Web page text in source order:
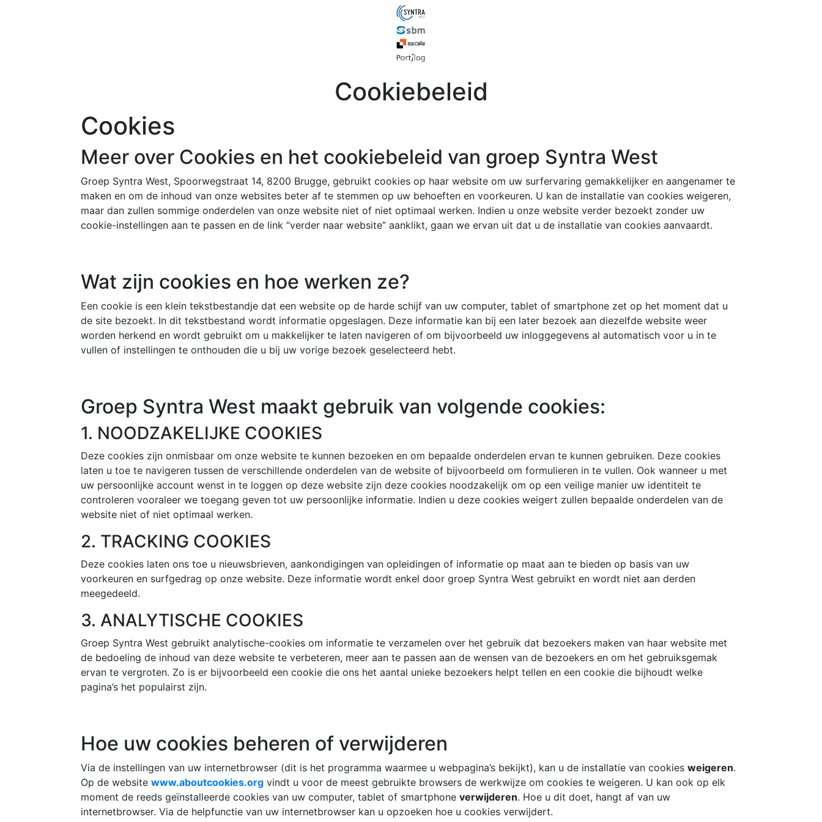
Cookiebeleid
Cookies
Meer over Cookies en het cookiebeleid van groep Syntra West
Groep Syntra West, Spoorwegstraat 14, 8200 Brugge, gebruikt cookies op haar website om uw surfervaring gemakkelijker en aangenamer te
maken en om de inhoud van onze websites beter af te stemmen op uw behoeften en voorkeuren. U kan de installatie van cookies weigeren,
maar dan zullen sommige onderdelen van onze website niet of niet optimaal werken. Indien u onze website verder bezoekt zonder uw
cookie-instellingen aan te passen en de link “verder naar website” aanklikt, gaan we ervan uit dat u de installatie van cookies aanvaardt.
Wat zijn cookies en hoe werken ze?
Een cookie is een klein tekstbestandje dat een website op de harde schijf van uw computer, tablet of smartphone zet op het moment dat u
de site bezoekt. In dit tekstbestand wordt informatie opgeslagen. Deze informatie kan bij een later bezoek aan diezelfde website weer
worden herkend en wordt gebruikt om u makkelijker te laten navigeren of om bijvoorbeeld uw inloggegevens al automatisch voor u in te
vullen of instellingen te onthouden die u bij uw vorige bezoek geselecteerd hebt.
Groep Syntra West maakt gebruik van volgende cookies:
1. NOODZAKELIJKE COOKIES
Deze cookies zijn onmisbaar om onze website te kunnen bezoeken en om bepaalde onderdelen ervan te kunnen gebruiken. Deze cookies
laten u toe te navigeren tussen de verschillende onderdelen van de website of bijvoorbeeld om formulieren in te vullen. Ook wanneer u met
uw persoonlijke account wenst in te loggen op deze website zijn deze cookies noodzakelijk om op een veilige manier uw identiteit te
controleren vooraleer we toegang geven tot uw persoonlijke informatie. Indien u deze cookies weigert zullen bepaalde onderdelen van de
website niet of niet optimaal werken.
2. TRACKING COOKIES
Deze cookies laten ons toe u nieuwsbrieven, aankondigingen van opleidingen of informatie op maat aan te bieden op basis van uw
voorkeuren en surfgedrag op onze website. Deze informatie wordt enkel door groep Syntra West gebruikt en wordt niet aan derden
meegedeeld.
3. ANALYTISCHE COOKIES
Groep Syntra West gebruikt analytische-cookies om informatie te verzamelen over het gebruik dat bezoekers maken van haar website met
de bedoeling de inhoud van deze website te verbeteren, meer aan te passen aan de wensen van de bezoekers en om het gebruiksgemak
ervan te vergroten. Zo is er bijvoorbeeld een cookie die ons het aantal unieke bezoekers helpt tellen en een cookie die bijhoudt welke
pagina’s het populairst zijn.
Hoe uw cookies beheren of verwijderen
Via de instellingen van uw internetbrowser (dit is het programma waarmee u webpagina’s bekijkt), kan u de installatie van cookies weigeren.
Op de website www.aboutcookies.org vindt u voor de meest gebruikte browsers de werkwijze om cookies te weigeren. U kan ook op elk
moment de reeds geïnstalleerde cookies van uw computer, tablet of smartphone verwijderen. Hoe u dit doet, hangt af van uw
internetbrowser. Via de helpfunctie van uw internetbrowser kan u opzoeken hoe u cookies verwijdert.